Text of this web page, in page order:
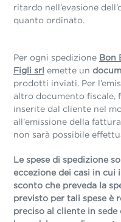
ritardo nell’evasione
quanto ordinato.
Per ogni spedizione Bon
Figli srl emette un
prodotti inviati. Per
altro documento fiscale,
inserite dal cliente nel
all'emissione della
non sarà possibile
Le spese di spedizione
eccezione dei casi in
sconto che preveda la
previsto per tali spese è
preciso al cliente in sede